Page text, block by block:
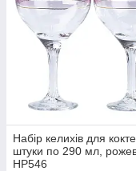
Набір келихів для
штуки по 290 мл,
HP546